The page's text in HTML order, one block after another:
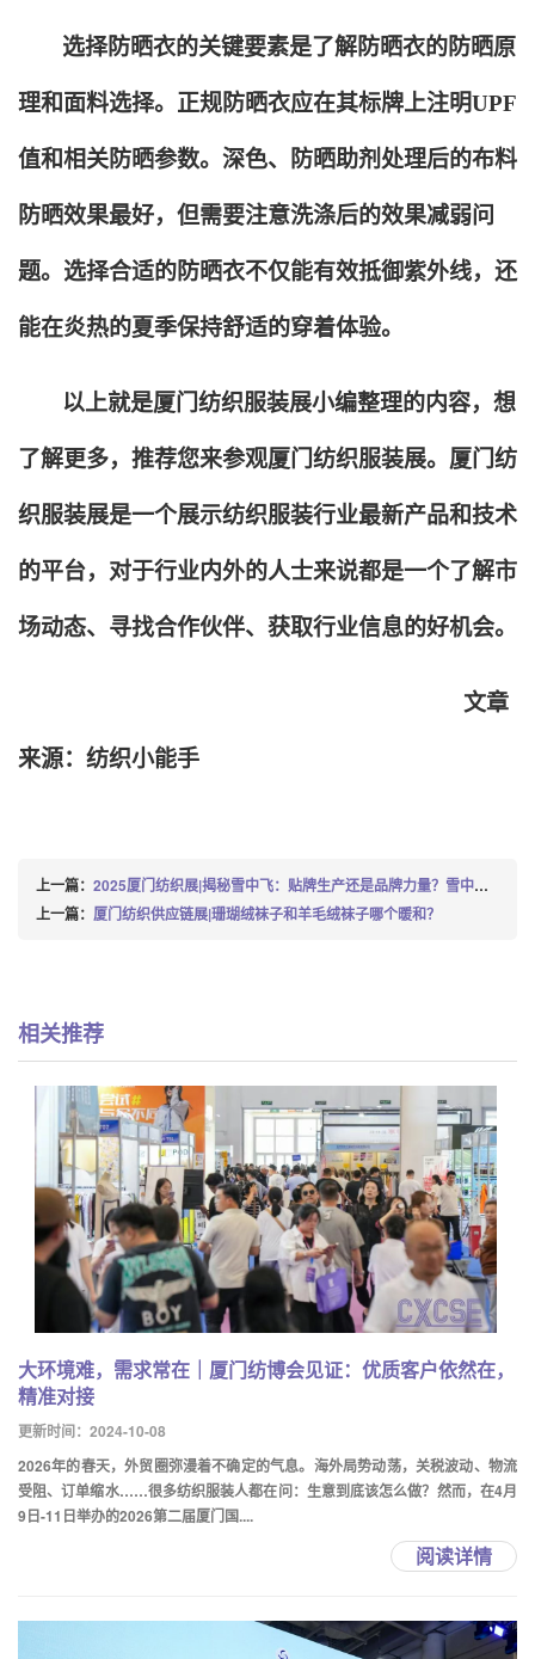
选择防晒衣的关键要素是了解防晒衣的防晒原
理和面料选择。正规防晒衣应在其标牌上注明UPF
值和相关防晒参数。深色、防晒助剂处理后的布料
防晒效果最好，但需要注意洗涤后的效果减弱问
题。选择合适的防晒衣不仅能有效抵御紫外线，还
能在炎热的夏季保持舒适的穿着体验。
以上就是厦门纺织服装展小编整理的内容，想
了解更多，推荐您来参观厦门纺织服装展。厦门纺
织服装展是一个展示纺织服装行业最新产品和技术
的平台，对于行业内外的人士来说都是一个了解市
场动态、寻找合作伙伴、获取行业信息的好机会。
文章
来源：纺织小能手
上一篇： 2025厦门纺织展|揭秘雪中飞：贴牌生产还是品牌力量？雪中飞真相大揭秘，贴牌生产背后的故事
上一篇： 厦门纺织供应链展|珊瑚绒袜子和羊毛绒袜子哪个暖和？
相关推荐
大环境难，需求常在｜厦门纺博会见证：优质客户依然在，
精准对接
更新时间：2024-10-08
2026年的春天，外贸圈弥漫着不确定的气息。海外局势动荡，关税波动、物流
受阻、订单缩水……很多纺织服装人都在问：生意到底该怎么做？然而，在4月
9日-11日举办的2026第二届厦门国....
阅读详情